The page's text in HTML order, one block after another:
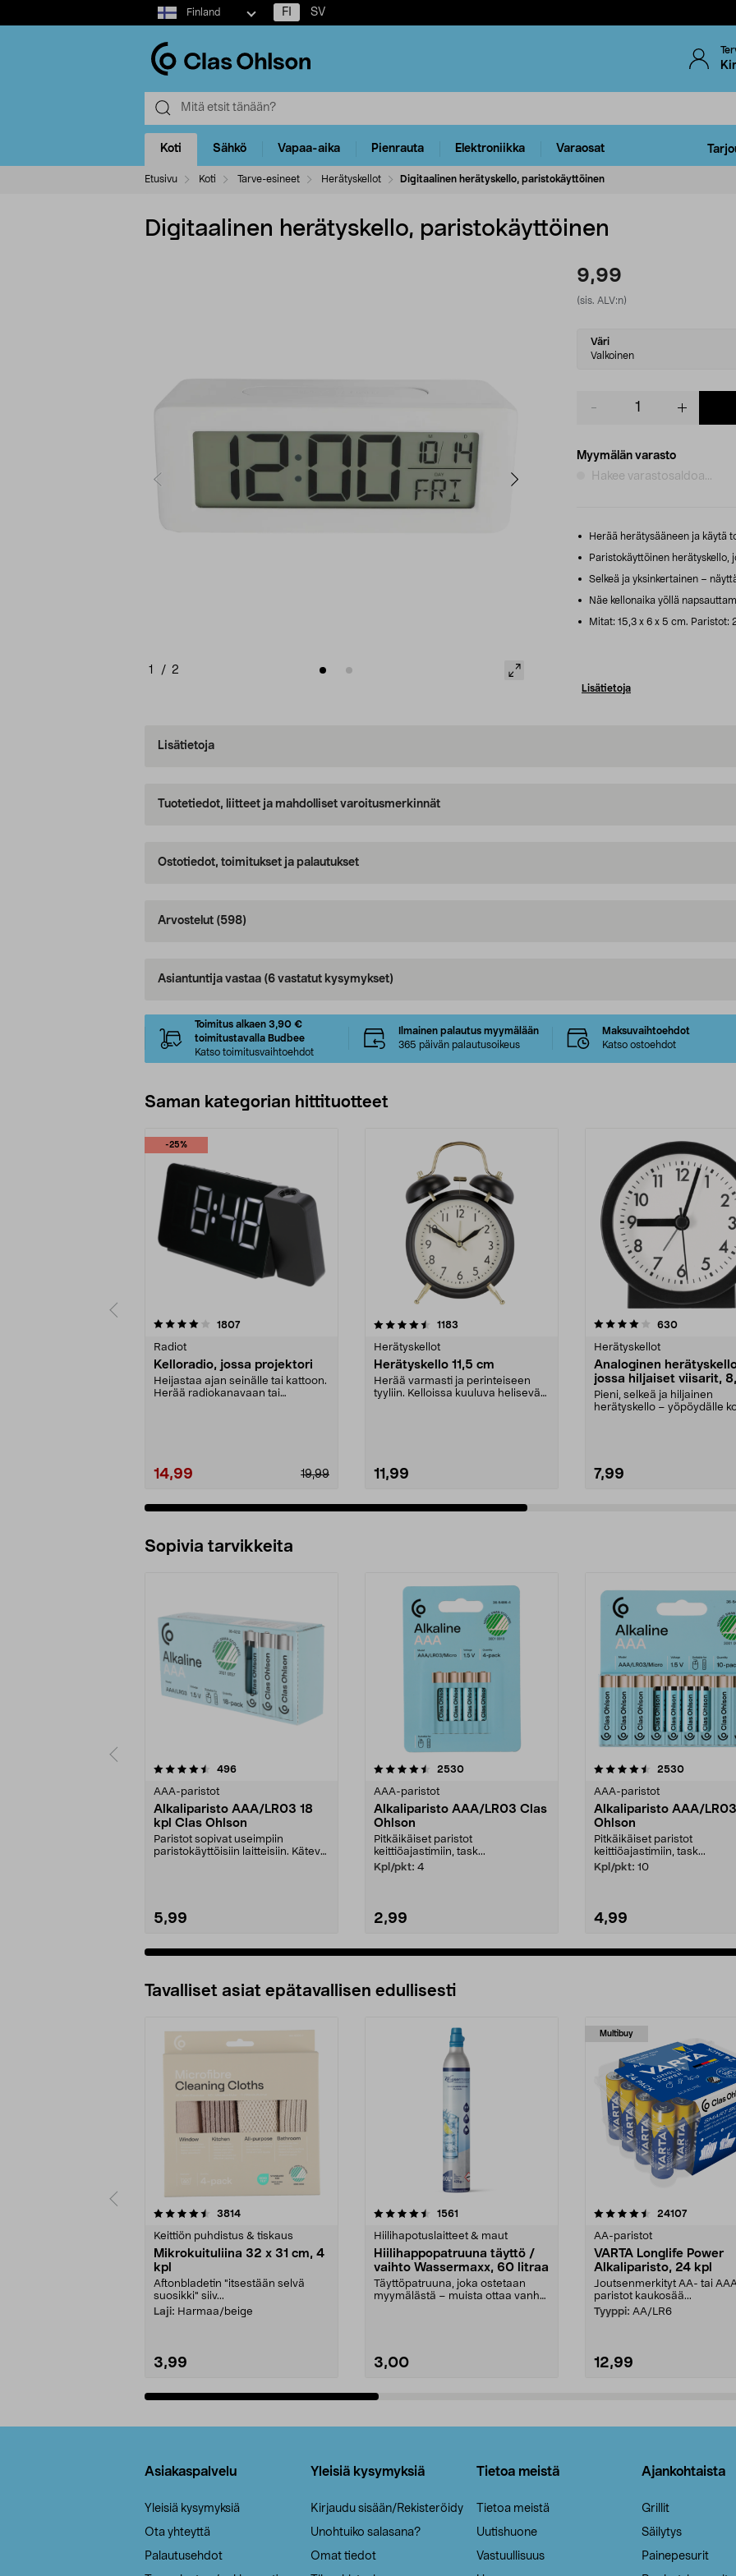
Select
market
Finland FI SV
Koti Sähkö Vapaa-aika Pienrauta Elektroniikka Varaosat
Etusivu Koti Tarve-esineet Herätyskellot Digitaalinen herätyskello, paristokäyttöinen
Digitaalinen herätyskello, paristokäyttöinen
1 / 2
9,99
(sis. ALV:n)
Select
variant
Väri
Valkoinen
Myymälän varasto
Hakee varastosaldoa...
Herää herätysääneen ja käytä
Paristokäyttöinen herätyskello,
Selkeä ja yksinkertainen –
Näe kellonaika yöllä
Mitat: 15,3 x 6 x 5 cm. Paristot:
Lisätietoja
Lisätietoja
Tuotetiedot, liitteet ja mahdolliset varoitusmerkinnät
Ostotiedot, toimitukset ja palautukset
Arvostelut (598)
Asiantuntija vastaa (6 vastatut kysymykset)
Toimitus alkaen 3,90 €
toimitustavalla Budbee
Katso toimitusvaihtoehdot
Ilmainen palautus myymälään
365 päivän palautusoikeus
Maksuvaihtoehdot
Katso ostoehdot
Saman kategorian hittituotteet
-25%
1807arvostelut
Radiot
Kelloradio, jossa projektori
Heijastaa ajan seinälle tai kattoon.
Herää radiokanavaan tai
14,99 19,99
4.5 viidestä
1183
Herätyskellot
Herätyskello 11,5 cm
Herää varmasti ja perinteiseen
tyyliin. Kelloissa kuuluva helisevä
11,99
4.0 viidestä
630arvostelut
Herätyskellot
Analoginen
jossa hiljaiset viisarit,
Pieni, selkeä ja hiljainen
herätyskello – yöpöydälle
7,99
4.0 viidestä
Sopivia tarvikkeita
496arvostelut
AAA-paristot
Alkaliparisto AAA/LR03 18
kpl Clas Ohlson
Paristot sopivat useimpiin
paristokäyttöisiin laitteisiin. Kätevä
5,99
4.5viidestä
2530arvostelut
AAA-paristot
Alkaliparisto AAA/LR03 Clas
Ohlson
Pitkäikäiset paristot
keittiöajastimiin, task...
Kpl/pkt: 4
2,99
4.5viidestä
2530arvostelut
AAA-paristot
Alkaliparisto AAA/
Ohlson
Pitkäikäiset paristot
keittiöajastimiin, task...
Kpl/pkt: 10
4,99
4.5viidestä
Tavalliset asiat epätavallisen edullisesti
3814arvostelut
Keittiön puhdistus & tiskaus
Mikrokuituliina 32 x 31 cm, 4
kpl
Aftonbladetin "itsestään selvä
suosikki" siiv...
Laji: Harmaa/beige
3,99
4.5viidestä
1561
Hiilihapotuslaitteet & maut
Hiilihappopatruuna täyttö /
vaihto Wassermaxx, 60 litraa
Täyttöpatruuna, joka ostetaan
myymälästä – muista ottaa vanha
3,00
Multibuy
4.5viidestä
24107arvostelut
AA-paristot
VARTA Longlife Power
Alkaliparisto, 24 kpl
Joutsenmerkityt AA- tai
paristot kaukosää...
Tyyppi: AA/LR6
12,99
4.5viidestä
Asiakaspalvelu
Yleisiä kysymyksiä
Ota yhteyttä
Palautusehdot
Yleisiä kysymyksiä
Kirjaudu sisään/Rekisteröidy
Unohtuiko salasana?
Omat tiedot
Tietoa meistä
Tietoa meistä
Uutishuone
Vastuullisuus
Ajankohtaista
Grillit
Säilytys
Painepesurit